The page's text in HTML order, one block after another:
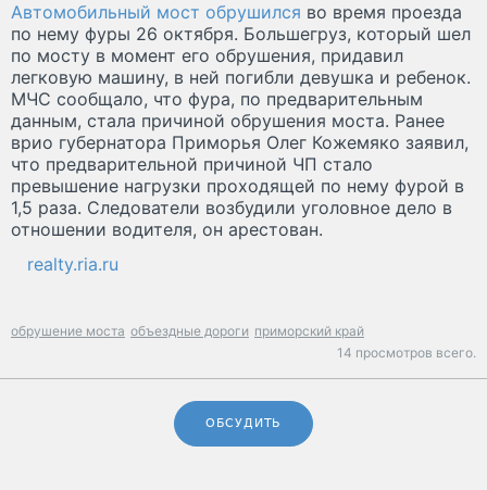
Автомобильный мост обрушился во время проезда
по нему фуры 26 октября. Большегруз, который шел
по мосту в момент его обрушения, придавил
легковую машину, в ней погибли девушка и ребенок.
МЧС сообщало, что фура, по предварительным
данным, стала причиной обрушения моста. Ранее
врио губернатора Приморья Олег Кожемяко заявил,
что предварительной причиной ЧП стало
превышение нагрузки проходящей по нему фурой в
1,5 раза. Следователи возбудили уголовное дело в
отношении водителя, он арестован.
realty.ria.ru
обрушение моста объездные дороги приморский край
14 просмотров всего.
ОБСУДИТЬ